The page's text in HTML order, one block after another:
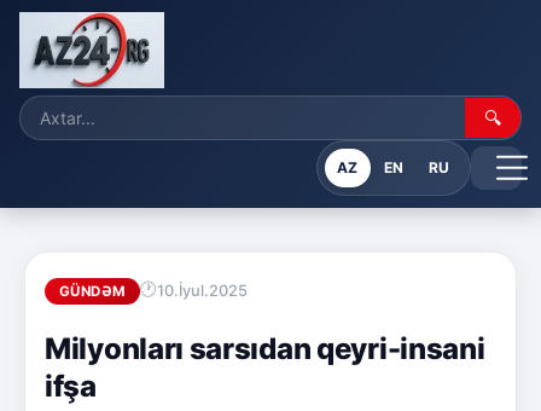
🔍
AZ EN RU
GÜNDƏM 10.İyul.2025
Milyonları sarsıdan qeyri-insani
ifşa